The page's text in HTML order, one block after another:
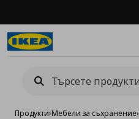
Продукти›Мебели за съхранение›